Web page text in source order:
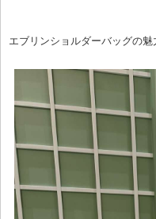
エブリンショルダーバッグの